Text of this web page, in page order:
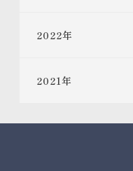
2022年
2021年